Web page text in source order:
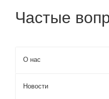
Частые
О нас
Новости